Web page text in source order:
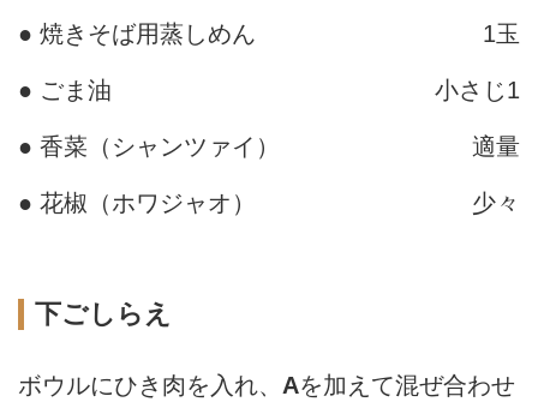
● 焼きそば用蒸しめん 1玉
● ごま油 小さじ1
● 香菜（シャンツァイ） 適量
● 花椒（ホワジャオ） 少々
下ごしらえ
ボウルにひき肉を入れ、 Aを加えて混ぜ合わせ